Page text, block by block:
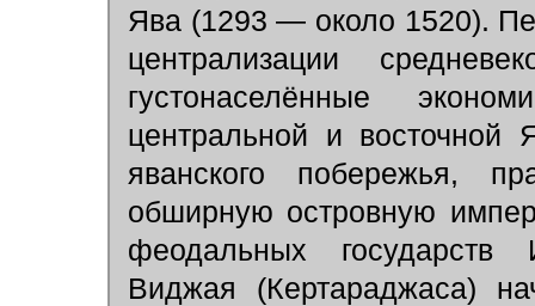
Ява (1293 — около 1520).
централизации
густонаселённые
центральной и восточной
яванского побережья,
обширную островную
феодальных государств
Виджая (Кертараджаса)